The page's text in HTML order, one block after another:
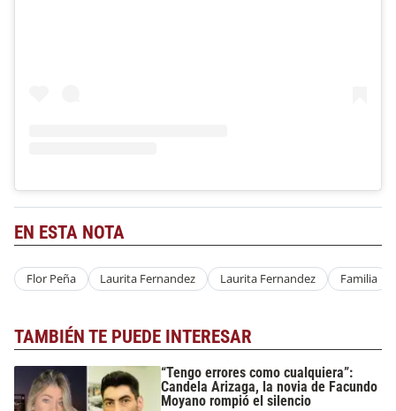
EN ESTA NOTA
Flor Peña Laurita Fernandez Laurita Fernandez Familia
TAMBIÉN TE PUEDE INTERESAR
“Tengo errores como cualquiera”:
Candela Arizaga, la novia de Facundo
Moyano rompió el silencio